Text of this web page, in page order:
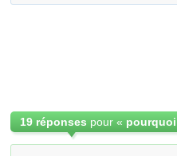
19 réponses pour «